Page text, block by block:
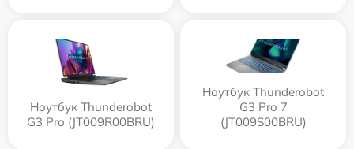
Ноутбук Thunderobot
G3 Pro (JT009R00BRU)
Ноутбук Thunderobot
G3 Pro 7
(JT009S00BRU)